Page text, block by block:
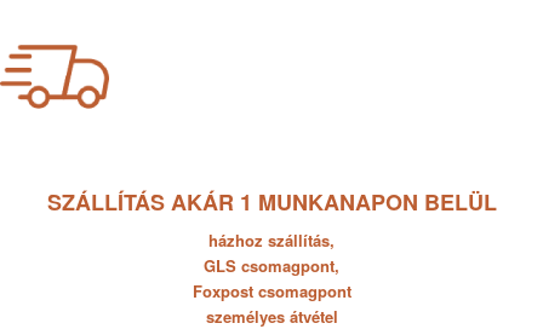
SZÁLLÍTÁS AKÁR 1 MUNKANAPON BELÜL
házhoz szállítás,
GLS csomagpont,
Foxpost csomagpont
személyes átvétel